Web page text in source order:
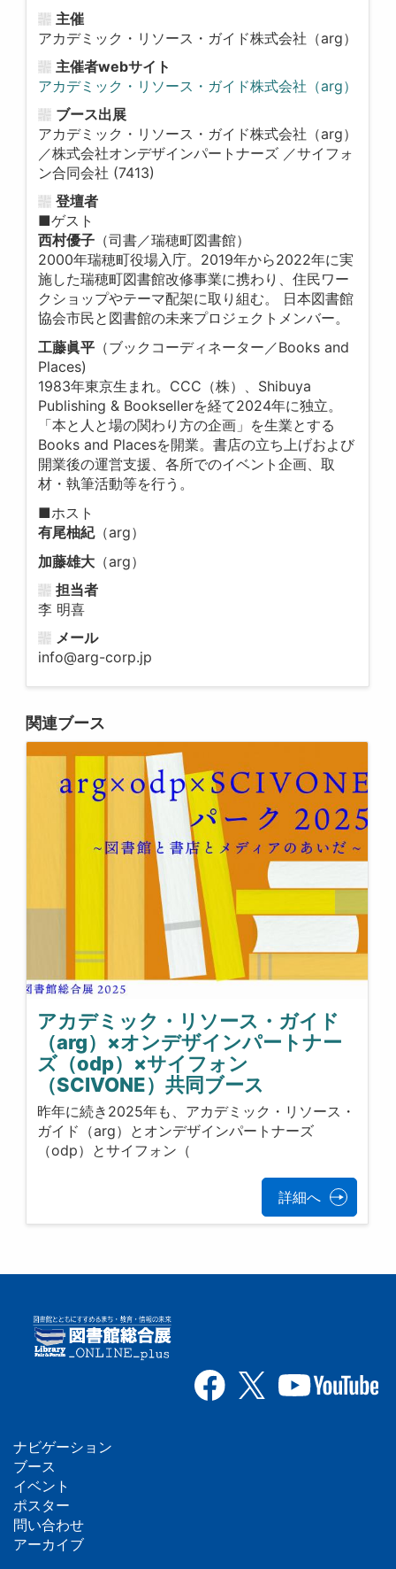
主催
アカデミック・リソース・ガイド株式会社（arg）
主催者webサイト
アカデミック・リソース・ガイド株式会社（arg）
ブース出展
アカデミック・リソース・ガイド株式会社（arg）
／株式会社オンデザインパートナーズ ／サイフォ
ン合同会社 (7413)
登壇者
■ゲスト
西村優子（司書／瑞穂町図書館）
2000年瑞穂町役場入庁。2019年から2022年に実
施した瑞穂町図書館改修事業に携わり、住民ワー
クショップやテーマ配架に取り組む。 日本図書館
協会市民と図書館の未来プロジェクトメンバー。
工藤眞平（ブックコーディネーター／Books and
Places)
1983年東京生まれ。CCC（株）、Shibuya
Publishing & Booksellerを経て2024年に独立。
「本と人と場の関わり方の企画」を生業とする
Books and Placesを開業。書店の立ち上げおよび
開業後の運営支援、各所でのイベント企画、取
材・執筆活動等を行う。
■ホスト
有尾柚紀（arg）
加藤雄大（arg）
担当者
李 明喜
メール
info@arg-corp.jp
関連ブース
アカデミック・リソース・ガイド
（arg）×オンデザインパートナー
ズ（odp）×サイフォン
（SCIVONE）共同ブース
昨年に続き2025年も、アカデミック・リソース・
ガイド（arg）とオンデザインパートナーズ
（odp）とサイフォン（
詳細へ
フ
ッ
タ
ナビゲーション
ブース
イベント
ポスター
問い合わせ
アーカイブ